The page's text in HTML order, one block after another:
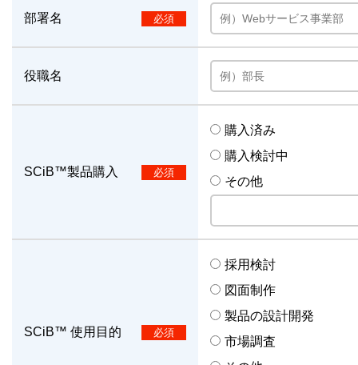
部署名
役職名
SCiB™製品購入
購入済み
購入検討中
その他
SCiB™ 使用目的
採用検討
図面制作
製品の設計開発
市場調査